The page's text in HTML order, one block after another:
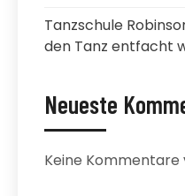
Tanzschule
den Tanz entfacht
Neueste
Keine Kommentare